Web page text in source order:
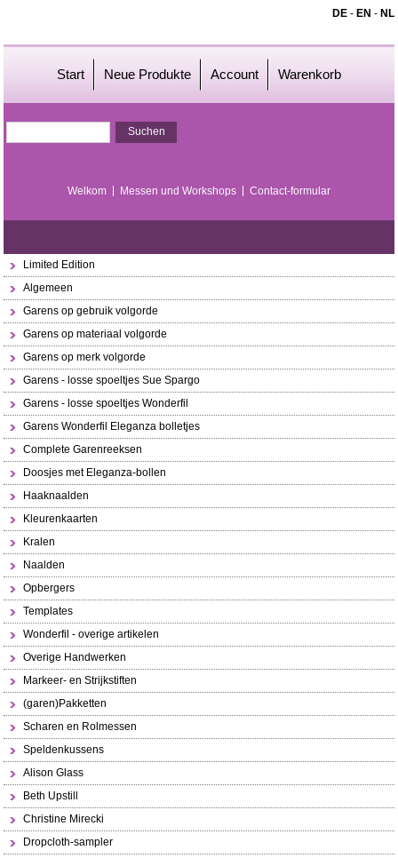
DE- EN - NL
Start Neue Produkte Account Warenkorb
Welkom Messen und Workshops Contact-formular
Limited Edition
Algemeen
Garens op gebruik volgorde
Garens op materiaal volgorde
Garens op merk volgorde
Garens - losse spoeltjes Sue Spargo
Garens - losse spoeltjes Wonderfil
Garens Wonderfil Eleganza bolletjes
Complete Garenreeksen
Doosjes met Eleganza-bollen
Haaknaalden
Kleurenkaarten
Kralen
Naalden
Opbergers
Templates
Wonderfil - overige artikelen
Overige Handwerken
Markeer- en Strijkstiften
(garen)Pakketten
Scharen en Rolmessen
Speldenkussens
Alison Glass
Beth Upstill
Christine Mirecki
Dropcloth-sampler